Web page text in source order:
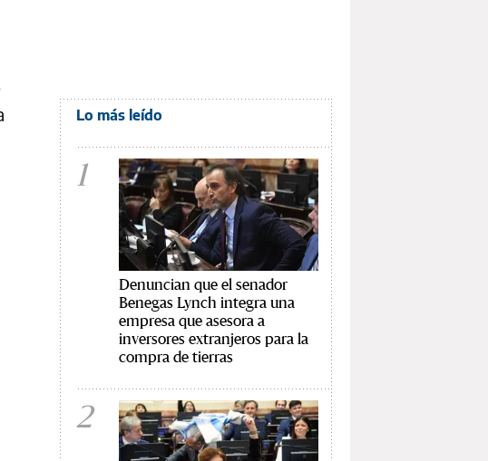
Lo más leído
1
Denuncian que el senador
Benegas Lynch integra una
empresa que asesora a
inversores extranjeros para la
compra de tierras
2